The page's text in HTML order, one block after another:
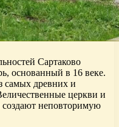
Сартаково
основанный в 16 веке.
самых древних и
церкви и
неповторимую